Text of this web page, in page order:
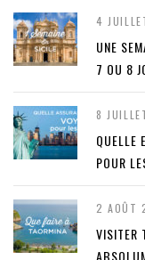
4
UNE
7 OU 8
8
QUELLE
POUR
2 AOÛT
VISITER